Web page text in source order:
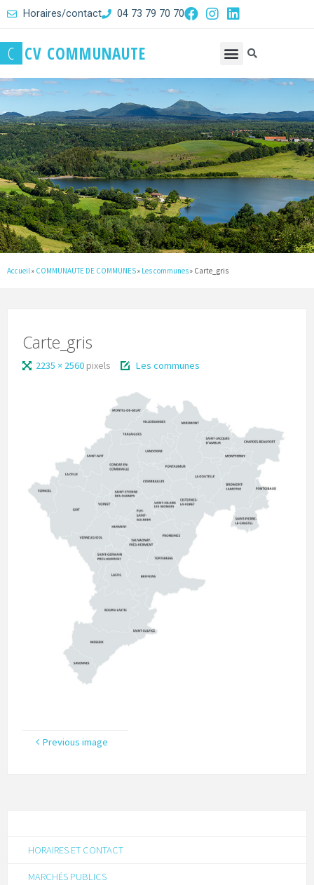
Horaires/contact 04 73 79 70 70
C CV COMMUNAUTE
Accueil » COMMUNAUTE DE COMMUNES» Les communes» Carte_gris
Carte_gris
2235 × 2560 pixels Les communes
Previous image
HORAIRES ET CONTACT
MARCHÉS PUBLICS